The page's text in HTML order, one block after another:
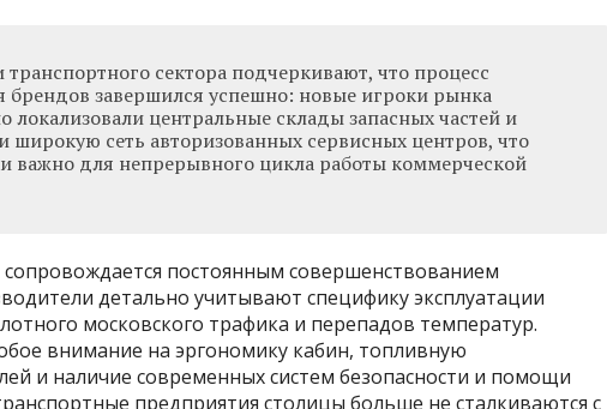
сектора подчеркивают, что процесс
брендов завершился успешно: новые игроки рынка
локализовали центральные склады запасных частей и
широкую сеть авторизованных сервисных центров, что
важно для непрерывного цикла работы коммерческой
постоянным совершенствованием
детально учитывают специфику эксплуатации
московского трафика и перепадов температур.
внимание на эргономику кабин, топливную
и наличие современных систем безопасности и помощи
предприятия столицы больше не сталкиваются с